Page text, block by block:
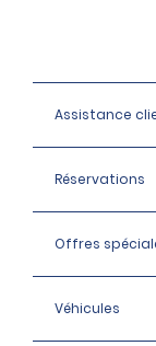
Assistance
Réservations
Offres
Véhicules